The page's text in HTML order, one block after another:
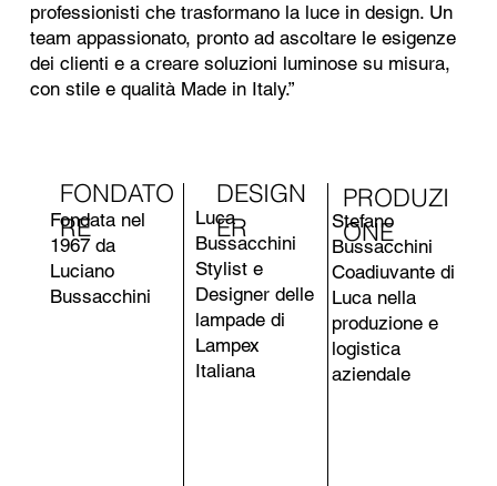
professionisti che trasformano la luce in design. Un
team appassionato, pronto ad ascoltare le esigenze
dei clienti e a creare soluzioni luminose su misura,
con stile e qualità Made in Italy.”
FONDATO
RE
Fondata nel
1967 da
Luciano
Bussacchini
DESIGN
ER
Luca
Bussacchini
Stylist e
Designer delle
lampade di
Lampex
Italiana
PRODUZI
ONE
Stefano
Bussacchini
Coadiuvante di
Luca nella
produzione e
logistica
aziendale